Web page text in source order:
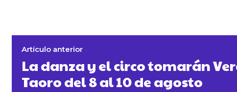
Artículo anterior
La danza y el circo tomarán
Taoro del 8 al 10 de agosto